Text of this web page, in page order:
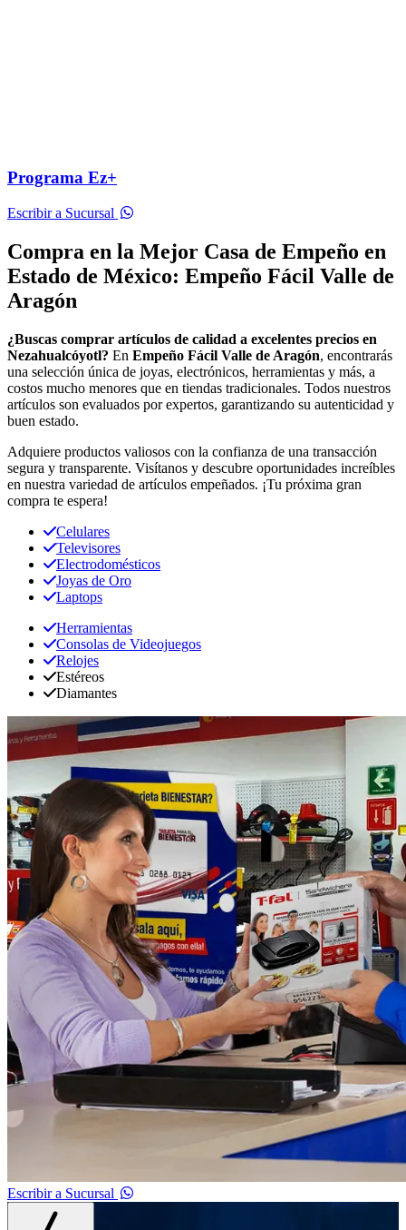
Programa Ez+
Escribir a Sucursal
Compra en la Mejor Casa de Empeño en
Estado de México: Empeño Fácil Valle de
Aragón
¿Buscas comprar artículos de calidad a excelentes precios en
Nezahualcóyotl? En Empeño Fácil Valle de Aragón, encontrarás
una selección única de joyas, electrónicos, herramientas y más, a
costos mucho menores que en tiendas tradicionales. Todos nuestros
artículos son evaluados por expertos, garantizando su autenticidad y
buen estado.
Adquiere productos valiosos con la confianza de una transacción
segura y transparente. Visítanos y descubre oportunidades increíbles
en nuestra variedad de artículos empeñados. ¡Tu próxima gran
compra te espera!
Celulares
Televisores
Electrodomésticos
Joyas de Oro
Laptops
Herramientas
Consolas de Videojuegos
Relojes
Estéreos
Diamantes
Escribir a Sucursal